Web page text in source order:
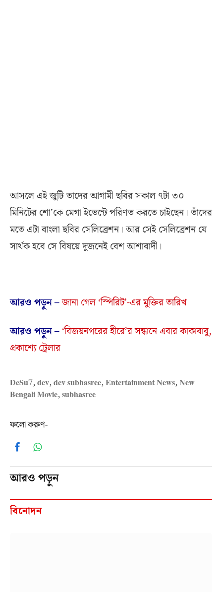
আসলে এই জুটি তাদের আগামী ছবির সকাল ৭টা ৩০
মিনিটের শো’কে মেগা ইভেন্টে পরিণত করতে চাইছেন। তাঁদের
মতে এটা বাংলা ছবির সেলিব্রেশন। আর সেই সেলিব্রেশন যে
সার্থক হবে সে বিষয়ে দুজনেই বেশ আশাবাদী।
আরও পড়ুন –জানা গেল ‘স্পিরিট’-এর মুক্তির তারিখ
আরও পড়ুন –‘বিজয়নগরের হীরে’র সন্ধানে এবার কাকাবাবু,
প্রকাশ্যে ট্রেলার
DeSu7,dev,dev subhasree,Entertainment News,New
Bengali Movie,subhasree
ফলো করুণ-
FacebookWhatsApp
আরও পড়ুন
বিনোদন